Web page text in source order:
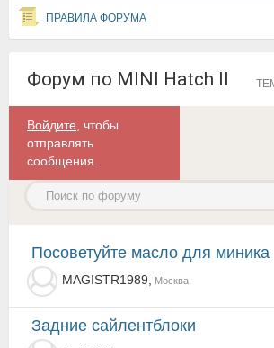
ПРАВИЛА ФОРУМА
Форум по MINI Hatch II
Войдите , чтобы
отправлять
сообщения.
Посоветуйте масло для миника
MAGISTR1989, Москва
Задние сайлентблоки